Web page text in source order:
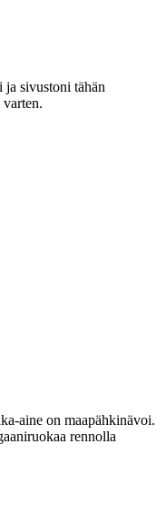
ja sivustoni tähän
varten.
aine on maapähkinävoi.
rennolla